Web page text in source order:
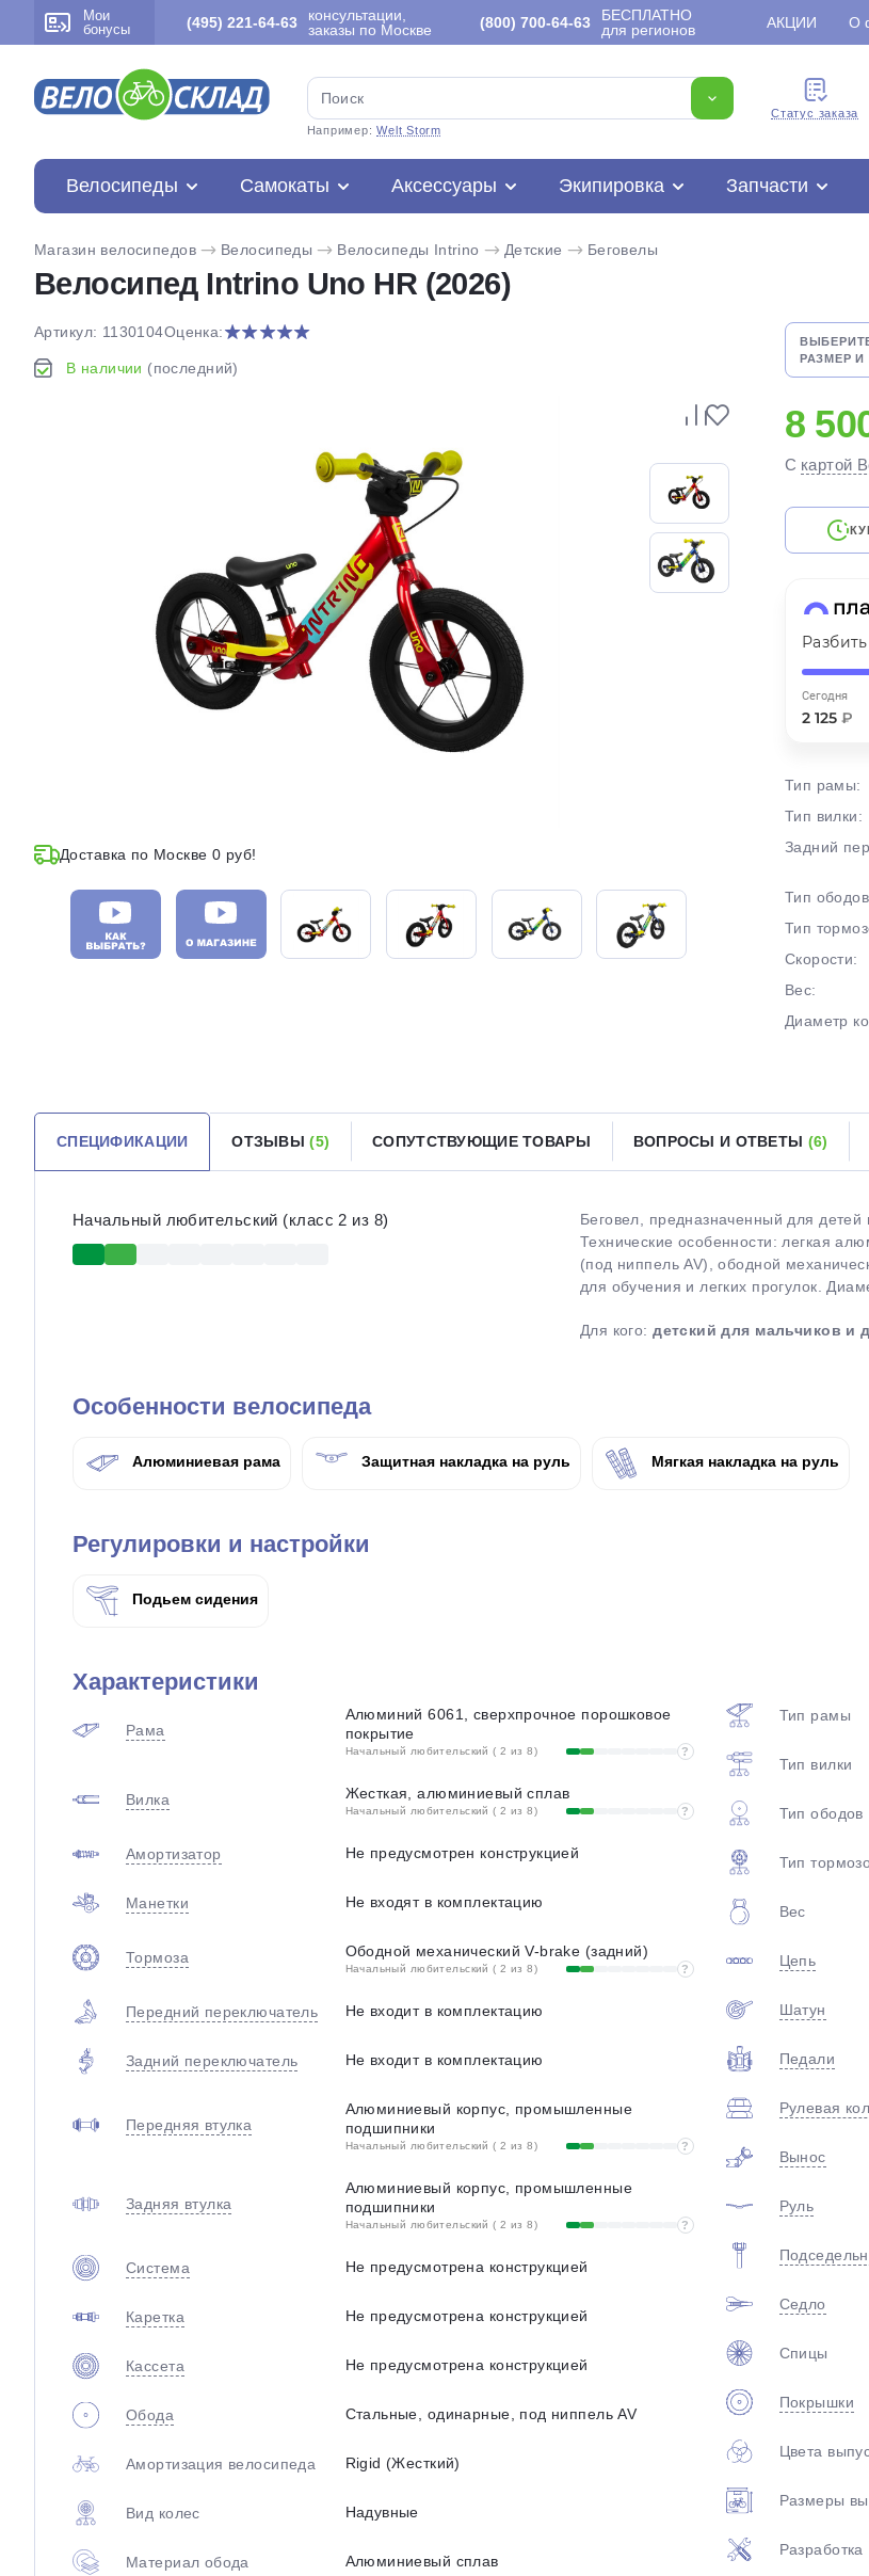
Мои
бонусы
(495) 221-64-63
консультации,
заказы по Москве
(800) 700-64-63
БЕСПЛАТНО
для регионов
АКЦИИ О
Например:Welt Storm
Cтатус заказа
Велосипеды Самокаты Аксессуары Экипировка Запчасти
Магазин велосипедов Велосипеды Велосипеды Intrino Детские Беговелы
Велосипед Intrino Uno HR (2026)
Артикул: 1130104Оценка:
В наличии (последний)
Доставка по Москве 0 руб!
РАЗМЕР И
8
С картой
Сегодня
2 125 ₽
Тип рамы:
Тип вилки:
Задний
Тип
Тип
Скорости:
Вес:
Диаметр
СПЕЦИФИКАЦИИ ОТЗЫВЫ(5) СОПУТСТВУЮЩИЕ ТОВАРЫ ВОПРОСЫ И ОТВЕТЫ (6)
Начальный любительский (класс 2 из 8)
Беговел, предназначенный для детей
Технические особенности: легкая
(под ниппель AV), ободной
для обучения и легких прогулок.
Для кого:детский для мальчиков и
Особенности велосипеда
Алюминиевая рама Защитная накладка на руль Мягкая накладка на руль
Регулировки и настройки
Подьем сидения
Характеристики
Рама
Алюминий 6061, сверхпрочное порошковое
покрытие
Начальный любительский ( 2 из 8) ?
Вилка Жесткая, алюминиевый сплав
Начальный любительский ( 2 из 8) ?
Амортизатор Не предусмотрен конструкцией
Манетки Не входят в комплектацию
Тормоза Ободной механический V-brake (задний)
Начальный любительский ( 2 из 8) ?
Передний переключатель Не входит в комплектацию
Задний переключатель Не входит в комплектацию
Передняя втулка
Алюминиевый корпус, промышленные
подшипники
Начальный любительский ( 2 из 8) ?
Задняя втулка
Алюминиевый корпус, промышленные
подшипники
Начальный любительский ( 2 из 8) ?
Система Не предусмотрена конструкцией
Каретка Не предусмотрена конструкцией
Кассета Не предусмотрена конструкцией
Обода Стальные, одинарные, под ниппель AV
Амортизация велосипеда Rigid (Жесткий)
Вид колес Надувные
Материал обода Алюминиевый сплав
Тип рамы
Тип вилки
Тип ободов
Тип
Вес
Цепь
Шатун
Педали
Рулевая
Вынос
Руль
Седло
Спицы
Покрышки
Цвета
Размеры
Разработка
Разбейте
оплату
без переплат
График платежей
Сегодня
25%
в корзину
Оплачивайте сегодня только
25% картой любого банка
выбранный способом
Подробнееоб оплате Плайтом
25
plait.ru